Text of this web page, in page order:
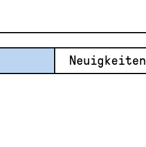
Neuigkeiten